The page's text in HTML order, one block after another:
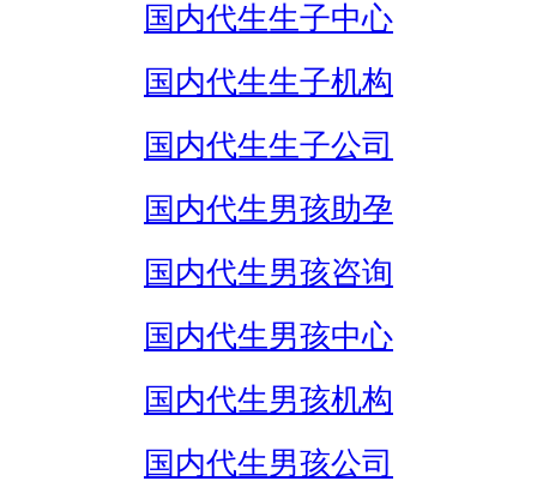
国内代生生子中心
国内代生生子机构
国内代生生子公司
国内代生男孩助孕
国内代生男孩咨询
国内代生男孩中心
国内代生男孩机构
国内代生男孩公司